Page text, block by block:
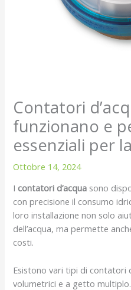
Contatori
funzionano e
essenziali per
Ottobre 14, 2024
I contatori d’acqua sono
con precisione il consumo
loro installazione non solo
dell’acqua, ma permette
costi.
Esistono vari tipi di contatori
volumetrici e a getto